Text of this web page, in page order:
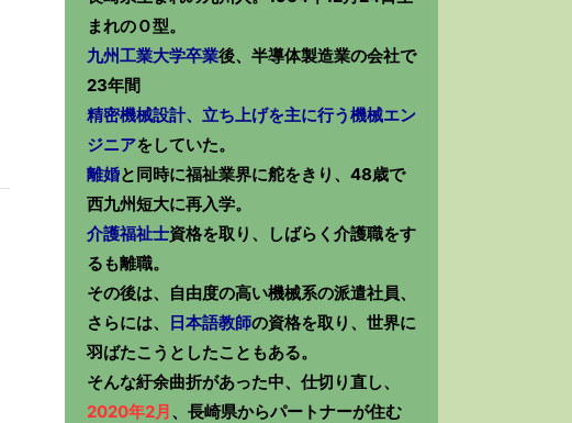
まれのＯ型。
九州工業大学卒業後、半導体製造業の会社で
23年間
精密機械設計、立ち上げを主に行う機械エン
ジニアをしていた。
離婚と同時に福祉業界に舵をきり、48歳で
西九州短大に再入学。
介護福祉士資格を取り、しばらく介護職をす
るも離職。
その後は、自由度の高い機械系の派遣社員、
さらには、
日本語教師の資格を取り、世界に
羽ばたこうとしたこともある。
そんな紆余曲折があった中、仕切り直し、
2020年2月、長崎県からパートナーが住む